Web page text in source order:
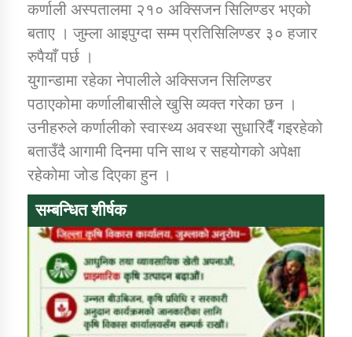
कर्णाली अस्पतालमा २१० अक्सिजन सिलिण्डर भएको
बताए । जुम्ला आइपुग्दा सम्म प्रतिसिलिण्डर ३० हजार
रुपैयाँ पर्छ ।
युगान्डामा रहेका नेपालीले अक्सिजन सिलिण्डर
पठाएकोमा कर्णालीबासीले खुसि व्यक्त गरेका छन ।
उनीहरुले कर्णालीको स्वास्थ्य अवस्था सुधारिदैँ गइरहेको
बताउँदै आगामी दिनमा पनि साथ र सहयोगको अपेक्षा
रहेकोमा जोड दिएका हुन ।
सम्बन्धित शीर्षक